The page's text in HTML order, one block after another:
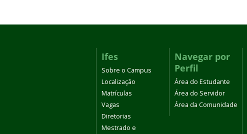
Ifes
Sobre o Campus
Localização
Matrículas
Vagas
Diretorias
Mestrado e
Navegar por
Perfil
Área do Estudante
Área do Servidor
Área da Comunidade